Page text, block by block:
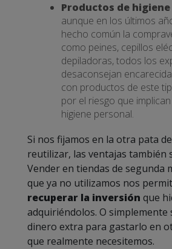
Productos de
aunque en los últimos
hecho común la
como peines, cepillos
depiladoras, todos los
desaconsejan
con productos de este
por el riesgo que
higiene personal.
Si nos fijamos en la otra pata
reutilizar, las ventajas también
Vender en tiendas de segunda
que ya no utilizamos nos
recuperar la inversión que
adquiriéndolos. O simplemente
dinero extra para gastarlo en
que realmente necesitemos.